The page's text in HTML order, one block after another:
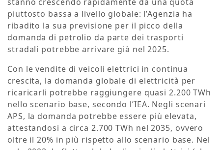
piuttosto bassa a livello globale: l’Agenzia ha
ribadito la sua previsione per il picco della
domanda di petrolio da parte dei trasporti
stradali potrebbe arrivare già nel 2025.
Con le vendite di veicoli elettrici in continua
crescita, la domanda globale di elettricità per
ricaricarli potrebbe raggiungere quasi 2.200 TWh
nello scenario base, secondo l’IEA. Negli scenari
APS, la domanda potrebbe essere più elevata,
attestandosi a circa 2.700 TWh nel 2035, ovvero
oltre il 20% in più rispetto allo scenario base. Nel